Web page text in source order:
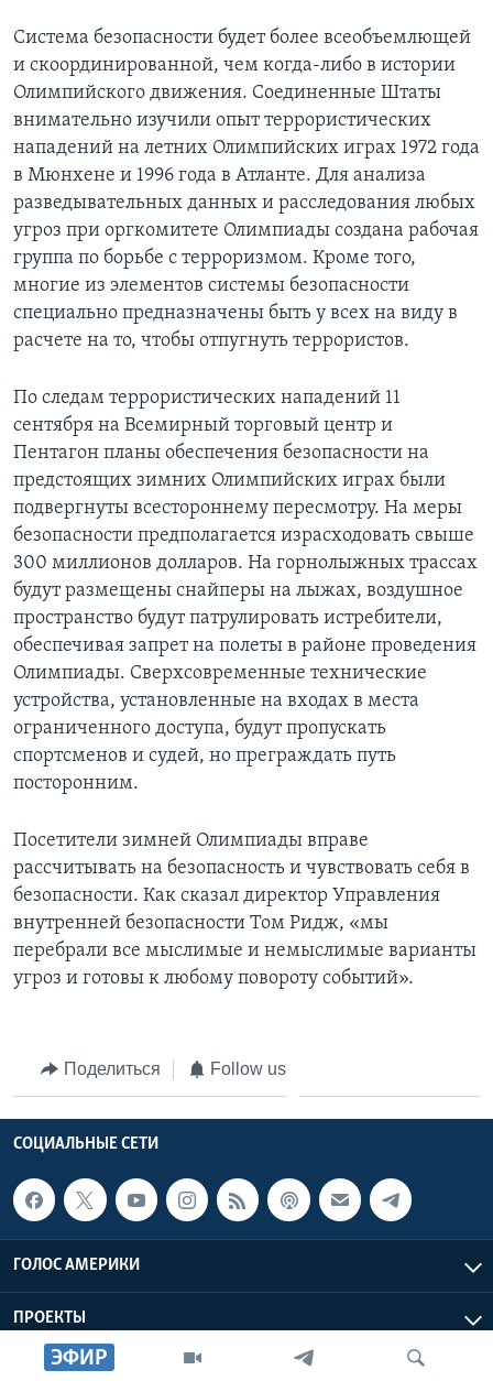
ЭФИР
Система безопасности будет более всеобъемлющей
и скоординированной, чем когда-либо в истории
Олимпийского движения. Соединенные Штаты
внимательно изучили опыт террористических
нападений на летних Олимпийских играх 1972 года
в Мюнхене и 1996 года в Атланте. Для анализа
разведывательных данных и расследования любых
угроз при оргкомитете Олимпиады создана рабочая
группа по борьбе с терроризмом. Кроме того,
многие из элементов системы безопасности
специально предназначены быть у всех на виду в
расчете на то, чтобы отпугнуть террористов.
По следам террористических нападений 11
сентября на Всемирный торговый центр и
Пентагон планы обеспечения безопасности на
предстоящих зимних Олимпийских играх были
подвергнуты всестороннему пересмотру. На меры
безопасности предполагается израсходовать свыше
300 миллионов долларов. На горнолыжных трассах
будут размещены снайперы на лыжах, воздушное
пространство будут патрулировать истребители,
обеспечивая запрет на полеты в районе проведения
Олимпиады. Сверхсовременные технические
устройства, установленные на входах в места
ограниченного доступа, будут пропускать
спортсменов и судей, но преграждать путь
посторонним.
Посетители зимней Олимпиады вправе
рассчитывать на безопасность и чувствовать себя в
безопасности. Как сказал директор Управления
внутренней безопасности Том Ридж, «мы
перебрали все мыслимые и немыслимые варианты
угроз и готовы к любому повороту событий».
Поделиться Follow us
СОЦИАЛЬНЫЕ СЕТИ
ГОЛОС АМЕРИКИ
ПРОЕКТЫ